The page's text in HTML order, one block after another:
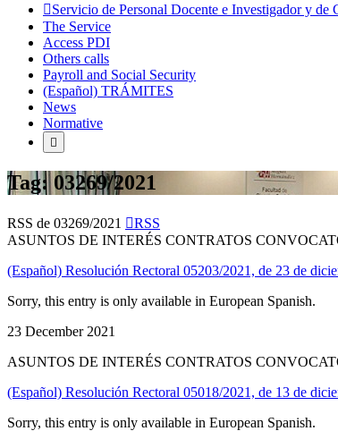
Servicio de Personal Docente e Investigador y
The Service
Access PDI
Others calls
Payroll and Social Security
(Español) TRÁMITES
News
Normative
Tag: 03269/2021
RSS de 03269/2021
RSS
ASUNTOS DE INTERÉS CONTRATOS
(Español) Resolución Rectoral 05203/2021, de 23 de
Sorry, this entry is only available in European Spanish.
23 December 2021
ASUNTOS DE INTERÉS CONTRATOS
(Español) Resolución Rectoral 05018/2021, de 13 de
Sorry, this entry is only available in European Spanish.